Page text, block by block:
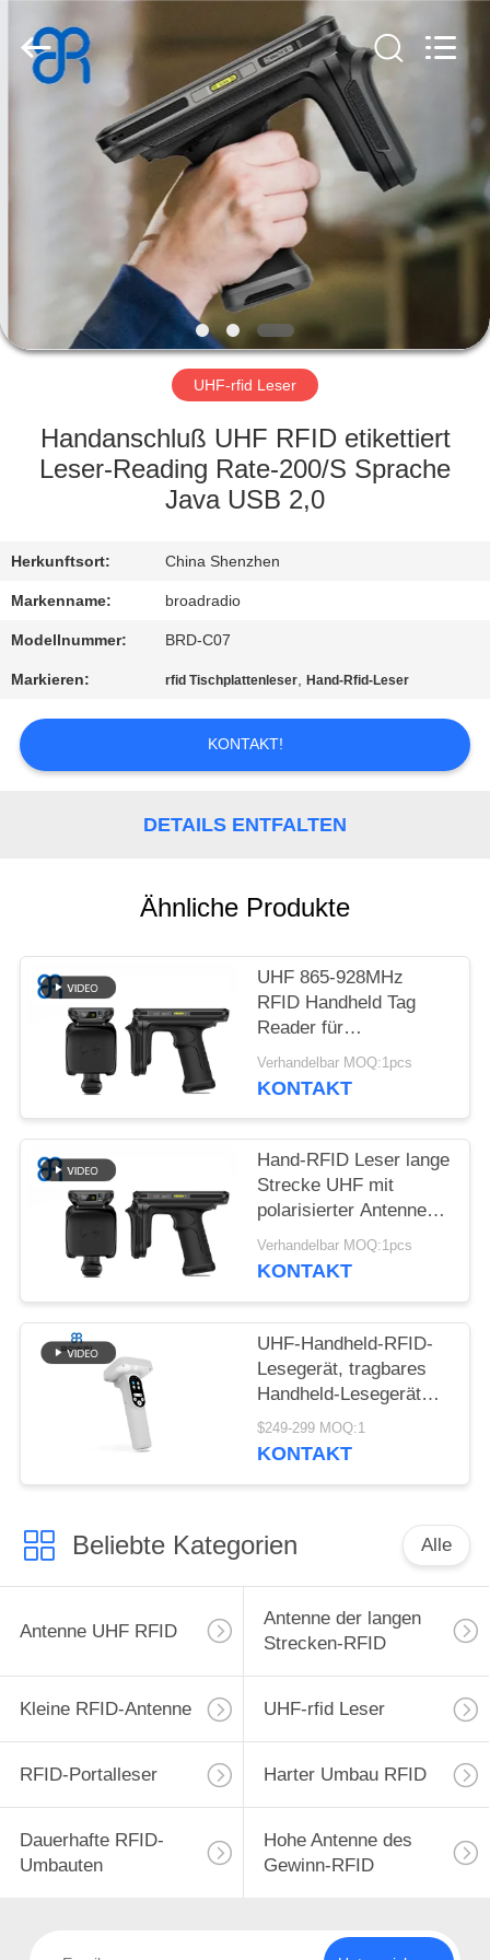
PRODUKTE
VIDEOS
VR
SHOW
ÜBER
UNS
AUSFLUG
QUALITÄTSKONTROLLE
SIE
MIT
VERBINDUNG
NACHRICHTEN
ALLE
FÄLLE
FORDERN
SIE
ZITAT
SITEMAP
DATENSCHUTZRICHTLINIE
Technology
Co.,LTD..
Rights
UHF-rfid Leser
Handanschluß UHF RFID etikettiert
Leser-Reading Rate-200/S Sprache
Java USB 2,0
Herkunftsort: China Shenzhen
Markenname: broadradio
Modellnummer: BRD-C07
Markieren: rfid Tischplattenleser,Hand-Rfid-Leser
KONTAKT!
DETAILS ENTFALTEN
Ähnliche Produkte
UHF 865-928MHz
RFID Handheld Tag
Reader für
Einzelhandel / Lager /
Flottenmanagement
Verhandelbar MOQ:1pcs
KONTAKT
Hand-RFID Leser lange
Strecke UHF mit
polarisierter Antenne
R2000 4dBic
Rundschreiben
Verhandelbar MOQ:1pcs
KONTAKT
UHF-Handheld-RFID-
Lesegerät, tragbares
Handheld-Lesegerät
mit WLAN, Bluetooth,
4G für Lager
$249-299 MOQ:1
KONTAKT
Beliebte Kategorien Alle
Antenne UHF RFID
Antenne der langen
Strecken-RFID
Kleine RFID-Antenne UHF-rfid Leser
RFID-Portalleser Harter Umbau RFID
Dauerhafte RFID-
Umbauten
Hohe Antenne des
Gewinn-RFID